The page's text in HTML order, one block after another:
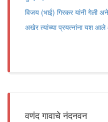
विजय (भाई) गिरकर यांनी गेली
अखेर त्यांच्या प्रयत्नांना यश
वणंद गावाचे नंदनवन